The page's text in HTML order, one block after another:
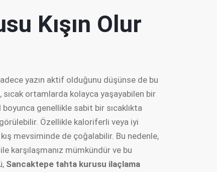
Kışın Olur
yazın aktif olduğunu düşünse de bu
, sıcak ortamlarda kolayca yaşayabilen bir
genellikle sabit bir sıcaklıkta
Özellikle kaloriferli veya iyi
kış mevsiminde de çoğalabilir. Bu nedenle,
karşılaşmanız mümkündür ve bu
Sancaktepe tahta kurusu ilaçlama